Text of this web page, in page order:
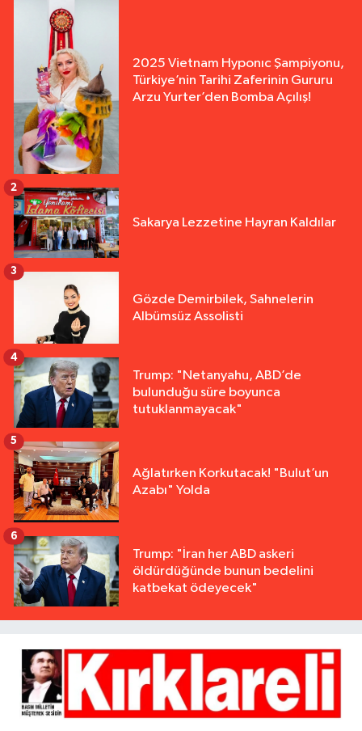
2025 Vietnam Hyponıc Şampiyonu,
Türkiye’nin Tarihi Zaferinin Gururu
Arzu Yurter’den Bomba Açılış!
Sakarya Lezzetine Hayran Kaldılar
2
Gözde Demirbilek, Sahnelerin
Albümsüz Assolisti
3
Trump: "Netanyahu, ABD’de
bulunduğu süre boyunca
tutuklanmayacak"
4
Ağlatırken Korkutacak! "Bulut’un
Azabı" Yolda
5
Trump: "İran her ABD askeri
öldürdüğünde bunun bedelini
katbekat ödeyecek"
6